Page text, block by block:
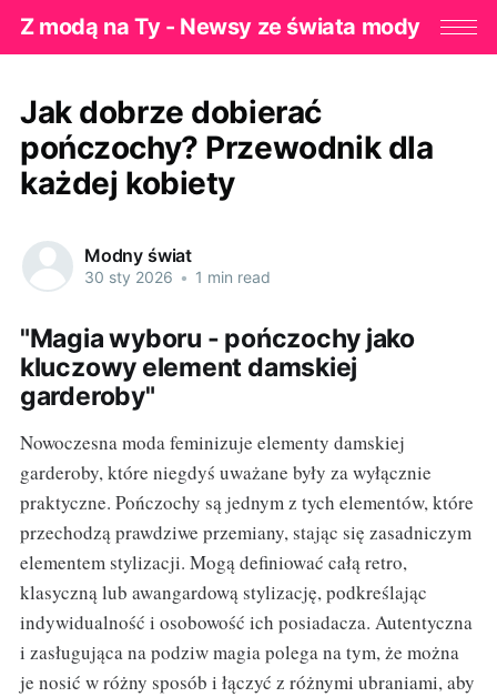
Z modą na Ty - Newsy ze świata mody
Jak dobrze dobierać
pończochy? Przewodnik dla
każdej kobiety
Modny świat
30 sty 2026 • 1 min read
"Magia wyboru - pończochy jako
kluczowy element damskiej
garderoby"
Nowoczesna moda feminizuje elementy damskiej
garderoby, które niegdyś uważane były za wyłącznie
praktyczne. Pończochy są jednym z tych elementów, które
przechodzą prawdziwe przemiany, stając się zasadniczym
elementem stylizacji. Mogą definiować całą retro,
klasyczną lub awangardową stylizację, podkreślając
indywidualność i osobowość ich posiadacza. Autentyczna
i zasługująca na podziw magia polega na tym, że można
je nosić w różny sposób i łączyć z różnymi ubraniami, aby